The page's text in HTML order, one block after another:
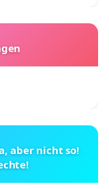
aber nicht so!